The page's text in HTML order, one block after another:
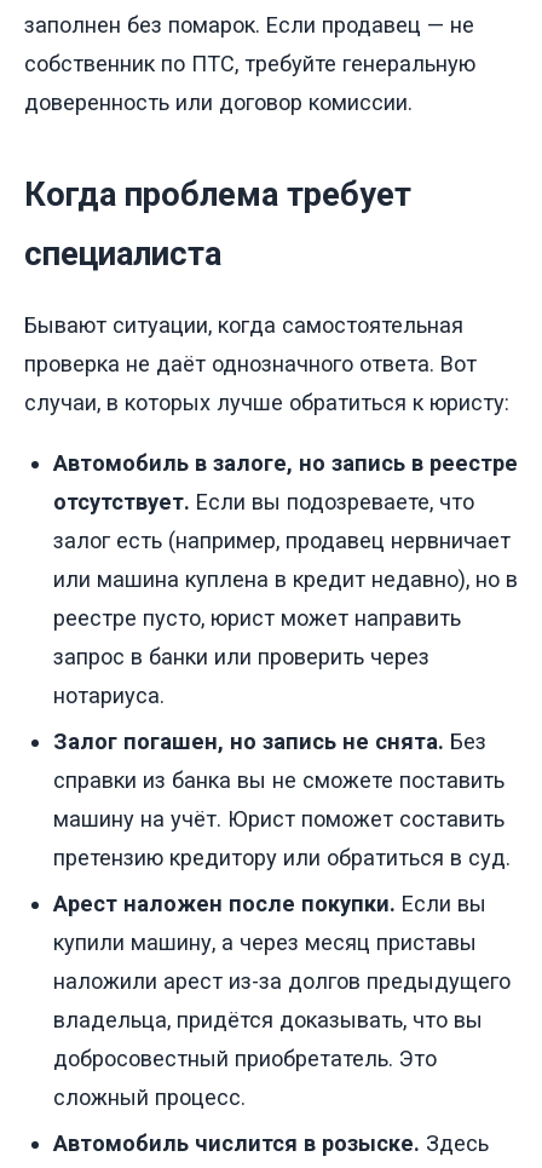
заполнен без помарок. Если продавец — не
собственник по ПТС, требуйте генеральную
доверенность или договор комиссии.
Когда проблема требует
специалиста
Бывают ситуации, когда самостоятельная
проверка не даёт однозначного ответа. Вот
случаи, в которых лучше обратиться к юристу:
Автомобиль в залоге, но запись в реестре
отсутствует. Если вы подозреваете, что
залог есть (например, продавец нервничает
или машина куплена в кредит недавно), но в
реестре пусто, юрист может направить
запрос в банки или проверить через
нотариуса.
Залог погашен, но запись не снята. Без
справки из банка вы не сможете поставить
машину на учёт. Юрист поможет составить
претензию кредитору или обратиться в суд.
Арест наложен после покупки. Если вы
купили машину, а через месяц приставы
наложили арест из-за долгов предыдущего
владельца, придётся доказывать, что вы
добросовестный приобретатель. Это
сложный процесс.
Автомобиль числится в розыске. Здесь